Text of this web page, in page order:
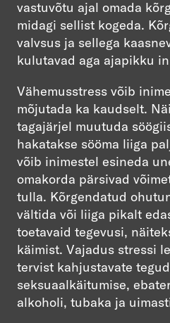
vastuvõtu ajal omada
midagi sellist kogeda.
valvsus ja sellega
kulutavad aga ajapikku
Vähemusstress võib
mõjutada ka kaudselt.
tagajärjel muutuda
hakatakse sööma liiga
võib inimestel esineda
omakorda pärsivad
tulla. Kõrgendatud
vältida või liiga pikalt
toetavaid tegevusi,
käimist. Vajadus stressi
tervist kahjustavate
seksuaalkäitumise,
alkoholi, tubaka ja